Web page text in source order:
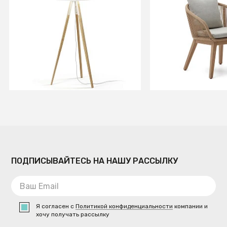
Торшер Uzagi белый и дерево
В КОРЗИНУ
Portalo Стул из
шнура с
В
ПОДПИСЫВАЙТЕСЬ НА НАШУ РАССЫЛКУ
Я согласен сПолитикой конфиденциальности компании и
хочу получать рассылку